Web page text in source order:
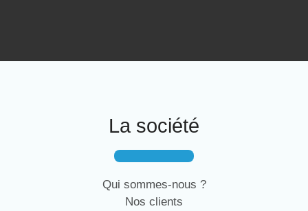
La société
Qui sommes-nous ?
Nos clients